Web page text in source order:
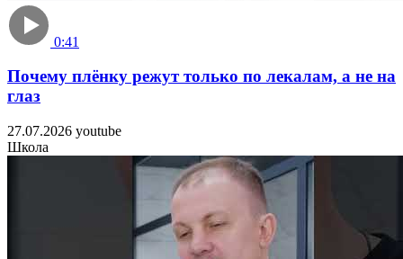
0:41
Почему плёнку режут только по лекалам, а не на
лаз
27.07.2026 youtube
Школа